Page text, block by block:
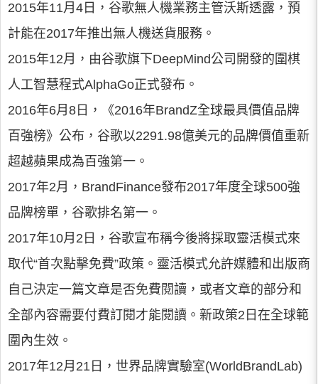
2015年11月4日，谷歌無人機業務主管沃斯透露，預
計能在2017年推出無人機送貨服務。
2015年12月，由谷歌旗下DeepMind公司開發的圍棋
人工智慧程式AlphaGo正式發布。
2016年6月8日，《2016年BrandZ全球最具價值品牌
百強榜》公布，谷歌以2291.98億美元的品牌價值重新
超越蘋果成為百強第一。
2017年2月，BrandFinance發布2017年度全球500強
品牌榜單，谷歌排名第一。
2017年10月2日，谷歌宣布稱今後將採取靈活模式來
取代“首次點擊免費”政策。靈活模式允許媒體和出版商
自己決定一篇文章是否免費閱讀，或者文章的部分和
全部內容需要付費訂閱才能閱讀。新政策2日在全球範
圍內生效。
2017年12月21日，世界品牌實驗室(WorldBrandLab)